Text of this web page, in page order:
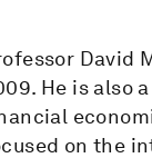
David
He is also
on the